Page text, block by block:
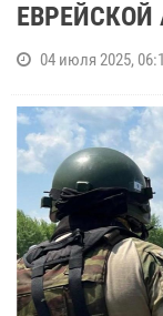
04 июля 2025,